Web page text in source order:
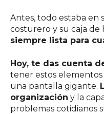
Antes, todo estaba en
costurero y su caja de
siempre lista para
Hoy, te das cuenta
tener estos
una pantalla gigante.
organización y la
problemas cotidianos